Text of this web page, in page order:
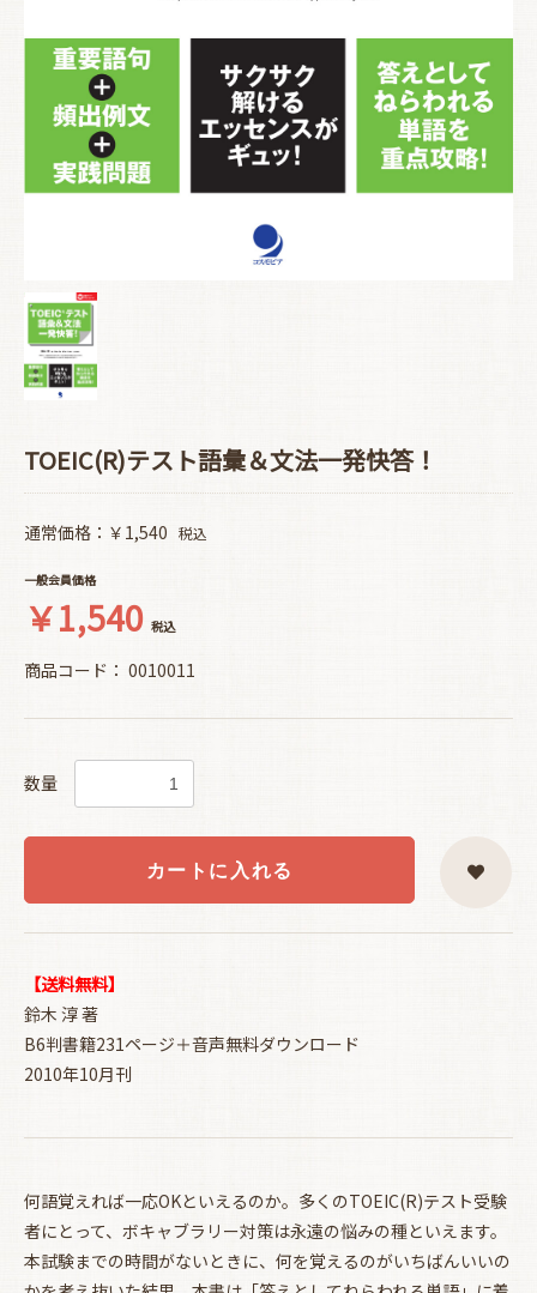
TOEIC(R)テスト語彙＆文法一発快答！
通常価格：￥1,540 税込
一般会員価格
￥1,540 税込
商品コード： 0010011
数量
カートに入れる
【送料無料】
鈴木 淳 著
B6判書籍231ページ＋音声無料ダウンロード
2010年10月刊
何語覚えれば一応OKといえるのか。多くのTOEIC(R)テスト受験
者にとって、ボキャブラリー対策は永遠の悩みの種といえます。
本試験までの時間がないときに、何を覚えるのがいちばんいいの